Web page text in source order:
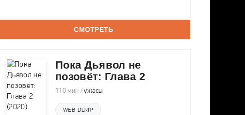
СМОТРЕТЬ
Пока Дьявол не
позовёт: Глава 2
110 мин /ужасы
WEB-DLRIP